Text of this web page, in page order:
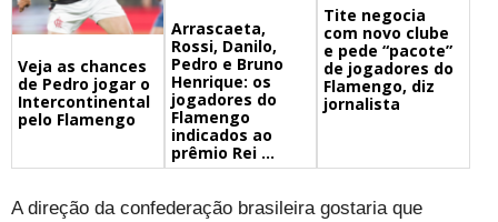
Veja as chances
de Pedro jogar o
Intercontinental
pelo Flamengo
Arrascaeta,
Rossi, Danilo,
Pedro e Bruno
Henrique: os
jogadores do
Flamengo
indicados ao
prêmio Rei ...
Tite negocia
com novo clube
e pede “pacote”
de jogadores do
Flamengo, diz
jornalista
A direção da confederação brasileira gostaria que